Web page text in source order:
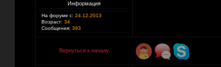
Информация
На форуме с: 24.12.2013
Возраст: 34
Сообщения: 393
Вернуться к началу